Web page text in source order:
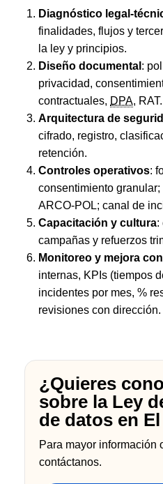
Diagnóstico legal-
finalidades, flujos y
la ley y principios.
Diseño documental :
privacidad,
contractuales, DPA, RAT.
Arquitectura de
cifrado, registro,
retención.
Controles operativos:
consentimiento
ARCO-POL; canal de
Capacitación y cultura:
campañas y refuerzos
Monitoreo y mejora
internas, KPIs (tiempos
incidentes por mes, %
revisiones con dirección.
¿Quieres
sobre la Ley
de datos en
Para mayor información
contáctanos.